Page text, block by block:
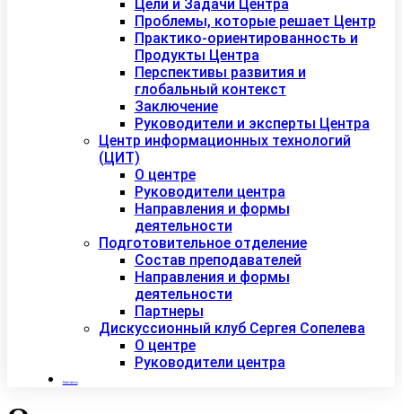
Цели и Задачи Центра
Проблемы, которые решает Центр
Практико-ориентированность и
Продукты Центра
Перспективы развития и
глобальный контекст
Заключение
Руководители и эксперты Центра
Центр информационных технологий
(ЦИТ)
О центре
Руководители центра
Направления и формы
деятельности
Подготовительное отделение
Состав преподавателей
Направления и формы
деятельности
Партнеры
Дискуссионный клуб Сергея Сопелева
О центре
Руководители центра
Контакты